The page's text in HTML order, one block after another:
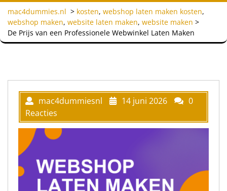
mac4dummies.nl > kosten, webshop laten maken kosten,
webshop maken, website laten maken, website maken >
De Prijs van een Professionele Webwinkel Laten Maken
mac4dummiesnl 14 juni 2026
0
Reacties